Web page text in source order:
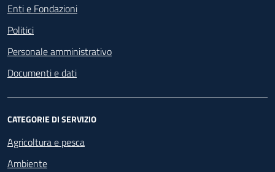
Enti e Fondazioni
Politici
Personale amministrativo
Documenti e dati
CATEGORIE DI SERVIZIO
Agricoltura e pesca
Ambiente